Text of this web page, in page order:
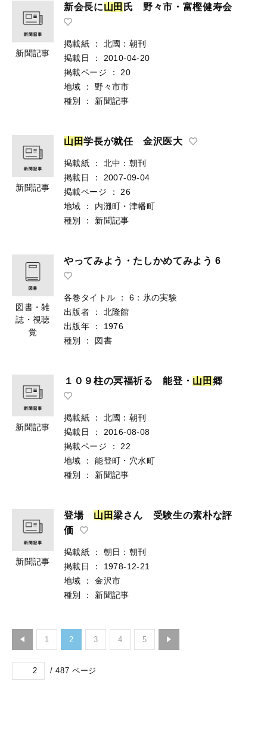
新聞記事
新会長に山 田 氏 野々市・富樫健寿会
掲載紙 ：
北國：朝刊
掲載日
：
2010-04-20
掲載ページ
：
20
地域
：
野々市市
種別
： 新聞記事
新聞記事
山 田学長が就任 金沢医大
掲載紙 ：
北中：朝刊
掲載日
：
2007-09-04
掲載ページ
：
26
地域
：
内灘町・津幡町
種別
： 新聞記事
図書・雑
誌・視聴
覚
やってみよう・たしかめてみよう 6
各巻タイトル ：
6：氷の実験
出版者
：
北隆館
出版年
：
1976
種別
： 図書
新聞記事
１０９柱の冥福祈る 能登・ 山 田 郷
掲載紙 ：
北國：朝刊
掲載日
：
2016-08-08
掲載ページ
：
22
地域
：
能登町・穴水町
種別
： 新聞記事
新聞記事
登場 山 田梁さん 受験生の素朴な評
価
掲載紙 ：
朝日：朝刊
掲載日
：
1978-12-21
地域
：
金沢市
種別
： 新聞記事
1 2 3 4 5
/ 487 ページ